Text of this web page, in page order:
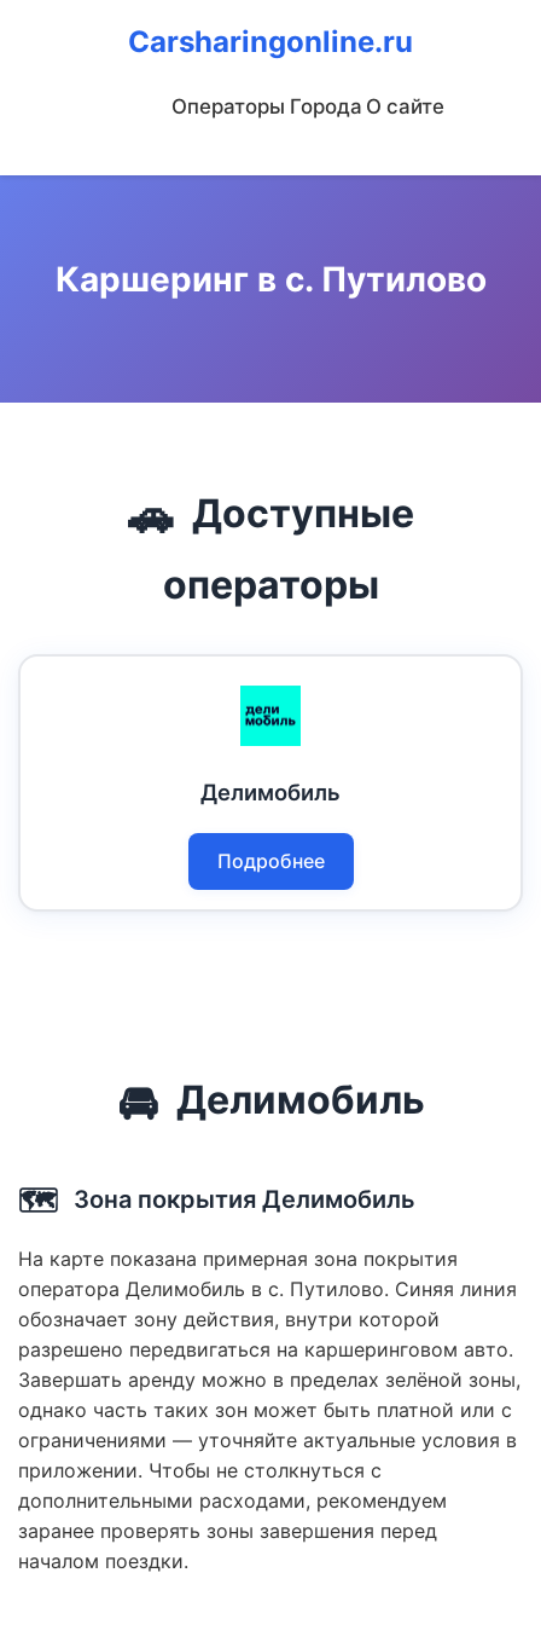
Carsharingonline.ru
Операторы Города О сайте
Каршеринг в с. Путилово
🚗 Доступные
операторы
Делимобиль
Подробнее
🚘 Делимобиль
🗺️ Зона покрытия Делимобиль
На карте показана примерная зона покрытия
оператора Делимобиль в с. Путилово. Синяя линия
обозначает зону действия, внутри которой
разрешено передвигаться на каршеринговом авто.
Завершать аренду можно в пределах зелёной зоны,
однако часть таких зон может быть платной или с
ограничениями — уточняйте актуальные условия в
приложении. Чтобы не столкнуться с
дополнительными расходами, рекомендуем
заранее проверять зоны завершения перед
началом поездки.